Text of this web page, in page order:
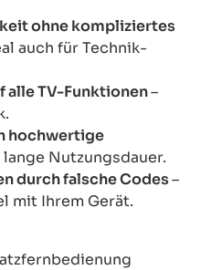
ohne kompliziertes
auch für Technik-
alle TV-Funktionen–
hochwertige
lange Nutzungsdauer.
durch falsche Codes–
mit Ihrem Gerät.